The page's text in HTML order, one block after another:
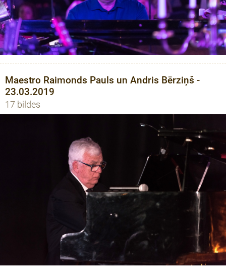
Maestro Raimonds Pauls un Andris Bērziņš -
23.03.2019
17 bildes